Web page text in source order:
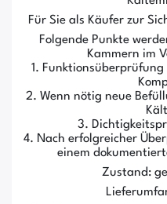
Für Sie als Käufer zur
Folgende Punkte
Kammern im
1.
2. Wenn nötig neue
3.
4. Nach erfolgreicher
einem
Zustand: